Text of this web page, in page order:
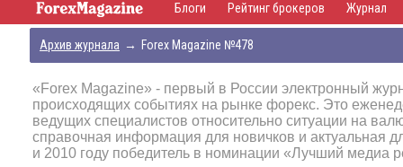
Блоги Рейтинг брокеров Журнал
Архив журнала → Forex Magazine №478
«Forex Magazine» - первый в России электронный
происходящих событиях на рынке форекс. Это
ведущих специалистов относительно ситуации на
справочная информация для новичков и актуальная
и 2010 году победитель в номинации «Лучший медиа